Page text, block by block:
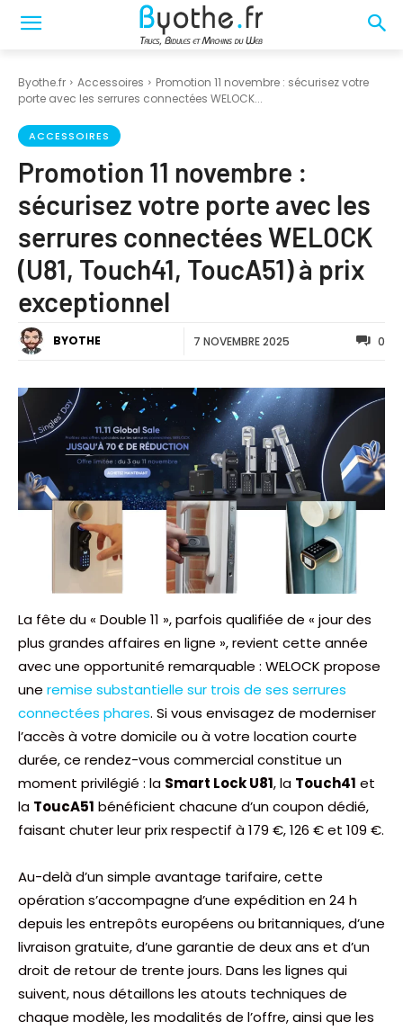
Byothe.fr Accessoires
Promotion 11 novembre : sécurisez votre
porte avec les serrures connectées WELOCK...
ACCESSOIRES
Promotion 11 novembre :
sécurisez votre porte avec les
serrures connectées WELOCK
(U81, Touch41, ToucA51) à prix
exceptionnel
BYOTHE 7 NOVEMBRE 2025 0
La fête du « Double 11 », parfois qualifiée de « jour des
plus grandes affaires en ligne », revient cette année
avec une opportunité remarquable : WELOCK propose
une remise substantielle sur trois de ses serrures
connectées phares. Si vous envisagez de moderniser
l’accès à votre domicile ou à votre location courte
durée, ce rendez-vous commercial constitue un
moment privilégié : la Smart Lock U81, la Touch41 et
la ToucA51 bénéficient chacune d’un coupon dédié,
faisant chuter leur prix respectif à 179 €, 126 € et 109 €.
Au-delà d’un simple avantage tarifaire, cette
opération s’accompagne d’une expédition en 24 h
depuis les entrepôts européens ou britanniques, d’une
livraison gratuite, d’une garantie de deux ans et d’un
droit de retour de trente jours. Dans les lignes qui
suivent, nous détaillons les atouts techniques de
chaque modèle, les modalités de l’offre, ainsi que les